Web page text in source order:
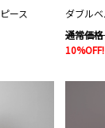
ース
ダブル
通常価